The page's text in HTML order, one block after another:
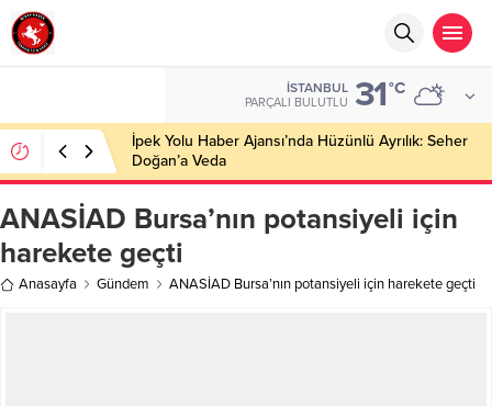
İSTANBUL
PARÇALI BULUTLU 31°C
İpek Yolu Haber Ajansı’nda Hüzünlü Ayrılık: Seher
Doğan’a Veda
ANASİAD Bursa’nın potansiyeli için
harekete geçti
Anasayfa Gündem ANASİAD Bursa’nın potansiyeli için harekete geçti